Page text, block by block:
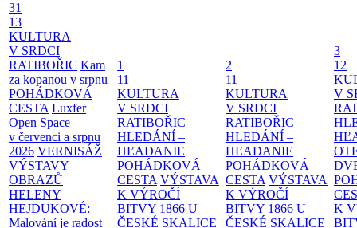
31
13
KULTURA
V SRDCI
RATIBOŘIC Kam
za kopanou v srpnu
POHÁDKOVÁ
CESTA Luxfer
Open Space
v červenci a srpnu
2026 VERNISÁŽ
VÝSTAVY
OBRAZŮ
HELENY
HEJDUKOVÉ:
Malování je radost
1
11
KULTURA
V SRDCI
RATIBOŘIC
HLEDÁNÍ –
HĽADANIE
POHÁDKOVÁ
CESTA VÝSTAVA
K VÝROČÍ
BITVY 1866 U
ČESKÉ SKALICE
2
11
KULTURA
V SRDCI
RATIBOŘIC
HLEDÁNÍ –
HĽADANIE
POHÁDKOVÁ
CESTA VÝSTAVA
K VÝROČÍ
BITVY 1866 U
ČESKÉ SKALICE
3
12
V
K